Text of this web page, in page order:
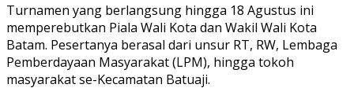
Turnamen yang berlangsung hingga 18 Agustus ini
memperebutkan Piala Wali Kota dan Wakil Wali Kota
Batam. Pesertanya berasal dari unsur RT, RW, Lembaga
Pemberdayaan Masyarakat (LPM), hingga tokoh
masyarakat se-Kecamatan Batuaji.